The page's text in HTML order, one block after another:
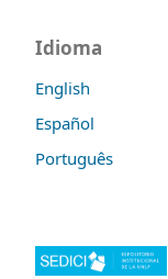
Idioma
English
Español
Português